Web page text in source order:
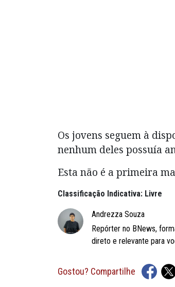
Os jovens seguem à
nenhum deles possuía
Esta não é a primeira
Classificação Indicativa: Livre
Andrezza Souza
Repórter no BNews,
direto e relevante para
Gostou? Compartilhe